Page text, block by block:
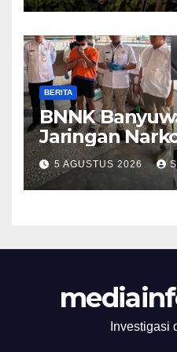
BERITA
BNNK
Jaringan
Bali
5 AGUSTUS 2026
Investigasi